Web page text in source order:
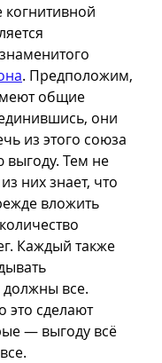
когнитивной
. Предположим,
общие
они
из этого союза
выгоду. Тем не
них знает, что
вложить
Каждый также
должны все.
это сделают
— выгоду всё